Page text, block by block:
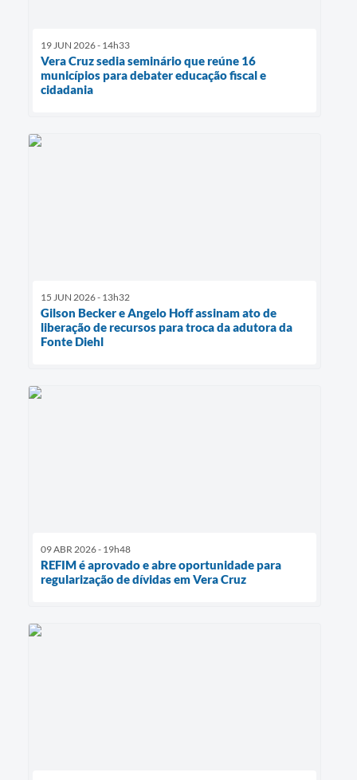
19 JUN 2026 - 14h33
Vera Cruz sedia seminário que reúne 16
municípios para debater educação fiscal e
cidadania
15 JUN 2026 - 13h32
Gilson Becker e Angelo Hoff assinam ato de
liberação de recursos para troca da adutora da
Fonte Diehl
09 ABR 2026 - 19h48
REFIM é aprovado e abre oportunidade para
regularização de dívidas em Vera Cruz